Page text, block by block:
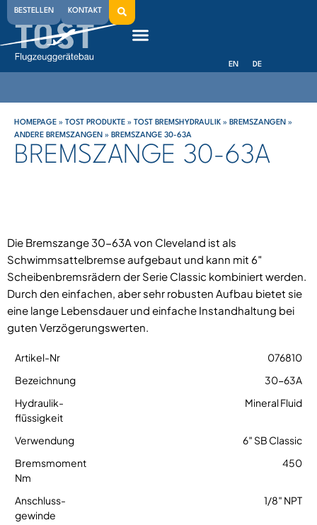
BESTELLEN KONTAKT
EN DE
HOMEPAGE » TOST PRODUKTE » TOST BREMSHYDRAULIK » BREMSZANGEN »
ANDERE BREMSZANGEN » BREMSZANGE 30-63A
BREMSZANGE 30-63A
Die Bremszange 30-63A von Cleveland ist als
Schwimmsattelbremse aufgebaut und kann mit 6″
Scheibenbremsrädern der Serie Classic kombiniert werden.
Durch den einfachen, aber sehr robusten Aufbau bietet sie
eine lange Lebensdauer und einfache Instandhaltung bei
guten Verzögerungswerten.
076810
30-63A
Mineral Fluid
6″ SB Classic
450
1/8″ NPT